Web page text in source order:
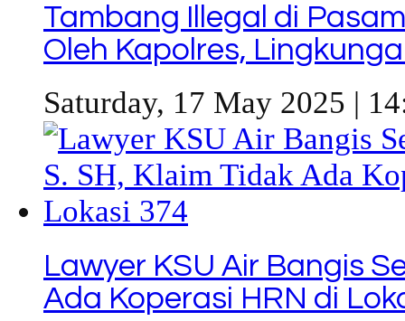
Tambang Illegal di
Oleh Kapolres,
Saturday, 17 May 2025 |
Lawyer KSU Air Bangis
Ada Koperasi HRN di